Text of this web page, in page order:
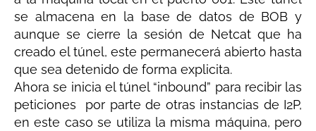
se almacena en la base de datos de BOB y
aunque se cierre la sesión de Netcat que ha
creado el túnel, este permanecerá abierto hasta
que sea detenido de forma explicita.
Ahora se inicia el túnel “inbound” para recibir las
peticiones por parte de otras instancias de I2P,
en este caso se utiliza la misma máquina, pero